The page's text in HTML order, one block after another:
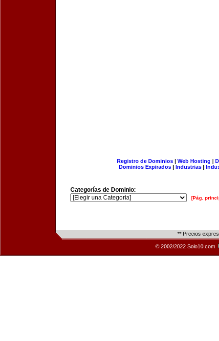
Registro de Dominios| Web Hosting |
Dominios Expirados | Industrias |
Categorías de Dominio:
[Pág.
** Precios
© 2002/2022 Solo10.com